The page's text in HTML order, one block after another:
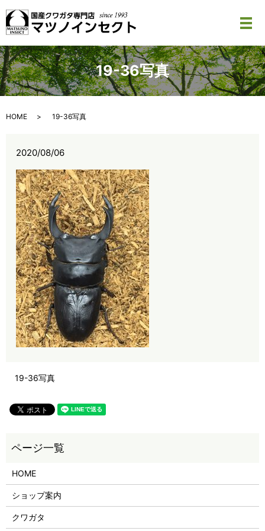
メ
19-36写真
HOME 19-36写真
2020/08/06
19-36写真
HOME
ショップ案内
クワガタ